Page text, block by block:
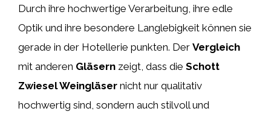
Durch ihre hochwertige Verarbeitung, ihre edle
Optik und ihre besondere Langlebigkeit können sie
gerade in der Hotellerie punkten. Der Vergleich
mit anderen Gläsern zeigt, dass die Schott
Zwiesel Weingläser nicht nur qualitativ
hochwertig sind, sondern auch stilvoll und